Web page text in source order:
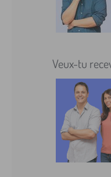
Veux-tu